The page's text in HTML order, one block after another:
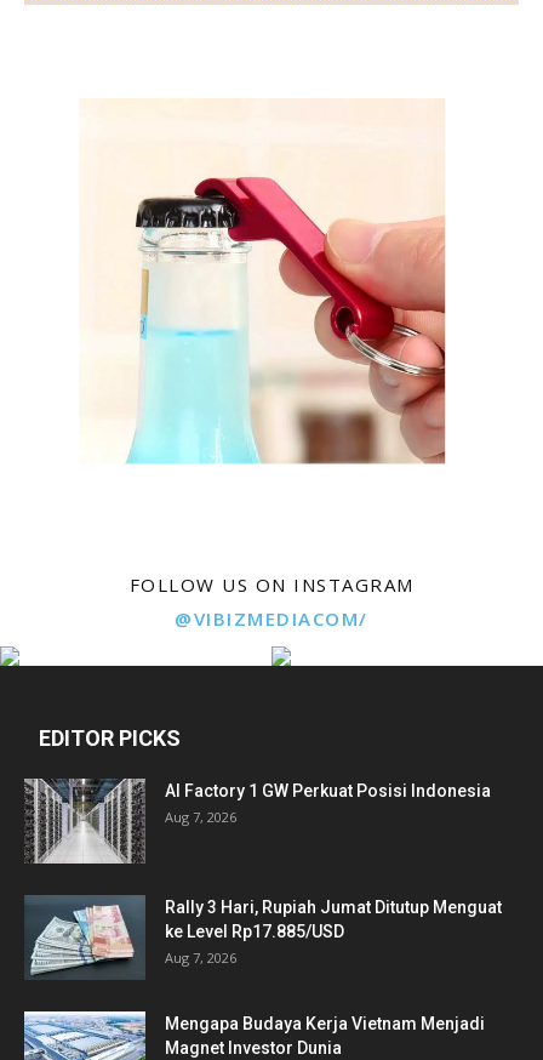
FOLLOW US ON INSTAGRAM
@VIBIZMEDIACOM/
EDITOR PICKS
AI Factory 1 GW Perkuat Posisi Indonesia
Aug 7, 2026
Rally 3 Hari, Rupiah Jumat Ditutup Menguat
ke Level Rp17.885/USD
Aug 7, 2026
Mengapa Budaya Kerja Vietnam Menjadi
Magnet Investor Dunia